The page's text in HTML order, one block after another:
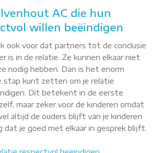
AC die hun
willen beëindigen
ook voor dat partners tot de conclusie
is in de relatie. Ze kunnen elkaar niet
nodig hebben. Dan is het enorm
stap kunt zetten om je relatie
Dit betekent in de eerste
maar zeker voor de kinderen omdat
altijd de ouders blijft van je kinderen
dat je goed met elkaar in gesprek blijft.